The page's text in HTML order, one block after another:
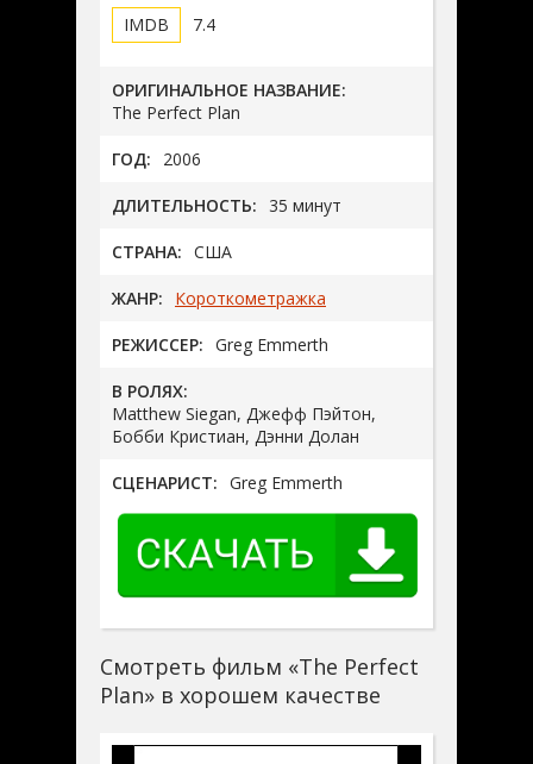
7.4
ОРИГИНАЛЬНОЕ НАЗВАНИЕ:
The Perfect Plan
ГОД: 2006
ДЛИТЕЛЬНОСТЬ: 35 минут
СТРАНА: США
ЖАНР: Короткометражка
РЕЖИССЕР: Greg Emmerth
В РОЛЯХ:
Matthew Siegan, Джефф Пэйтон,
Бобби Кристиан, Дэнни Долан
СЦЕНАРИСТ: Greg Emmerth
Смотреть фильм «The Perfect
Plan» в хорошем качестве